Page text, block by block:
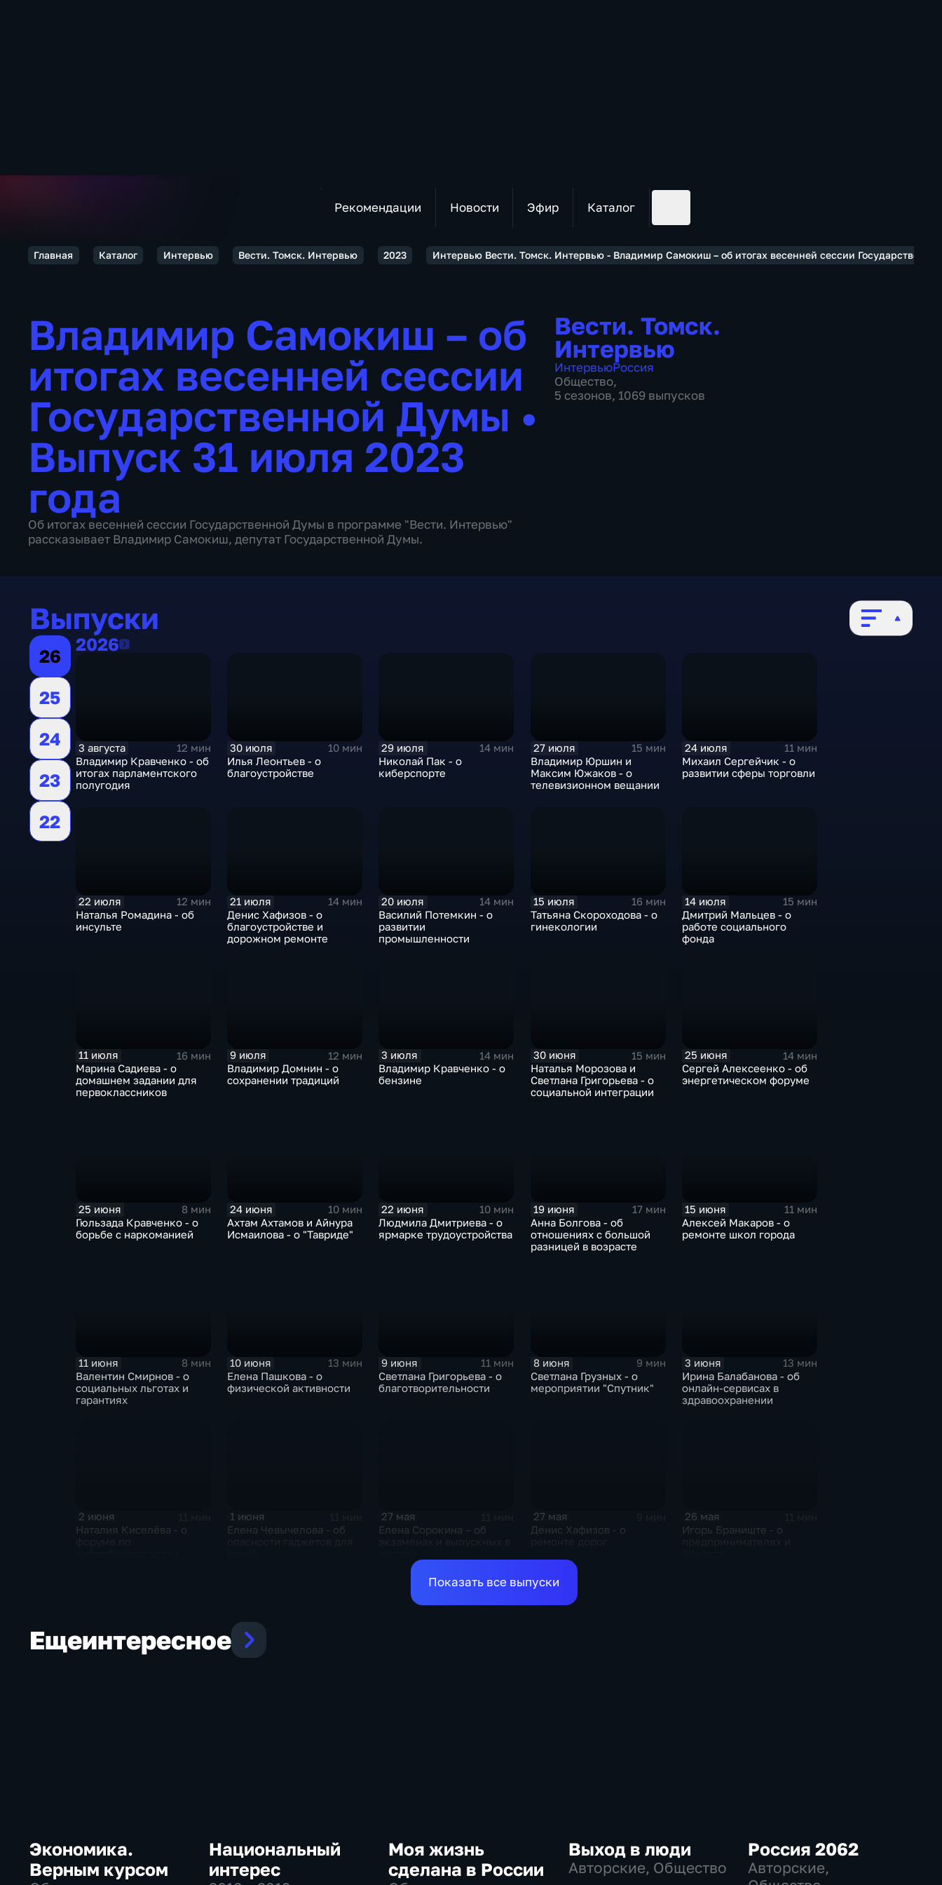
Рекомендации Новости Эфир Каталог
Главная Каталог Интервью Вести. Томск. Интервью 2023 Интервью Вести. Томск. Интервью - Владимир Самокиш – об итогах весенней сессии
Владимир Самокиш – об
итогах весенней сессии
Государственной Думы •
Выпуск 31 июля 2023
года
Об итогах весенней сессии Государственной Думы в программе "Вести. Интервью"
рассказывает Владимир Самокиш, депутат Государственной Думы.
Вести. Томск.
Интервью
ИнтервьюРоссия
Общество,
5 сезонов, 1069 выпусков
Выпуски
26
25
24
23
22
20262026
3 августа
12 мин
Владимир Кравченко - об
итогах парламентского
полугодия
30 июля
10 мин
Илья Леонтьев - о
благоустройстве
29 июля
14 мин
Николай Пак - о
киберспорте
27 июля
15 мин
Владимир Юршин и
Максим Южаков - о
телевизионном вещании
24 июля
11 мин
Михаил Сергейчик - о
развитии сферы торговли
22 июля
12 мин
Наталья Ромадина - об
инсульте
21 июля
14 мин
Денис Хафизов - о
благоустройстве и
дорожном ремонте
20 июля
14 мин
Василий Потемкин - о
развитии
промышленности
15 июля
16 мин
Татьяна Скороходова - о
гинекологии
14 июля
15 мин
Дмитрий Мальцев - о
работе социального
фонда
11 июля
16 мин
Марина Садиева - о
домашнем задании для
первоклассников
9 июля
12 мин
Владимир Домнин - о
сохранении традиций
3 июля
14 мин
Владимир Кравченко - о
бензине
30 июня
15 мин
Наталья Морозова и
Светлана Григорьева - о
социальной интеграции
25 июня
14 мин
Сергей Алексеенко - об
энергетическом форуме
25 июня
8 мин
Гюльзада Кравченко - о
борьбе с наркоманией
24 июня
10 мин
Ахтам Ахтамов и Айнура
Исмаилова - о "Тавриде"
22 июня
10 мин
Людмила Дмитриева - о
ярмарке трудоустройства
19 июня
17 мин
Анна Болгова - об
отношениях с большой
разницей в возрасте
15 июня
11 мин
Алексей Макаров - о
ремонте школ города
11 июня
8 мин
Валентин Смирнов - о
социальных льготах и
гарантиях
10 июня
13 мин
Елена Пашкова - о
физической активности
9 июня
11 мин
Светлана Григорьева - о
благотворительности
8 июня
9 мин
Светлана Грузных - о
мероприятии "Спутник"
3 июня
13 мин
Ирина Балабанова - об
онлайн-сервисах в
здравоохранении
2 июня
Наталия Киселёва - о
1 июня
Елена Чевычелова - об
27 мая
Елена Сорокина – об
27 мая
Денис Хафизов - о
26 мая
Игорь Браниште - о
Показать все выпуски
Ещеинтересное
Экономика.
Верным курсом
Национальный
интерес
Моя жизнь
сделана в России
Выход в люди
Авторские, Общество
Россия 2062
Авторские,